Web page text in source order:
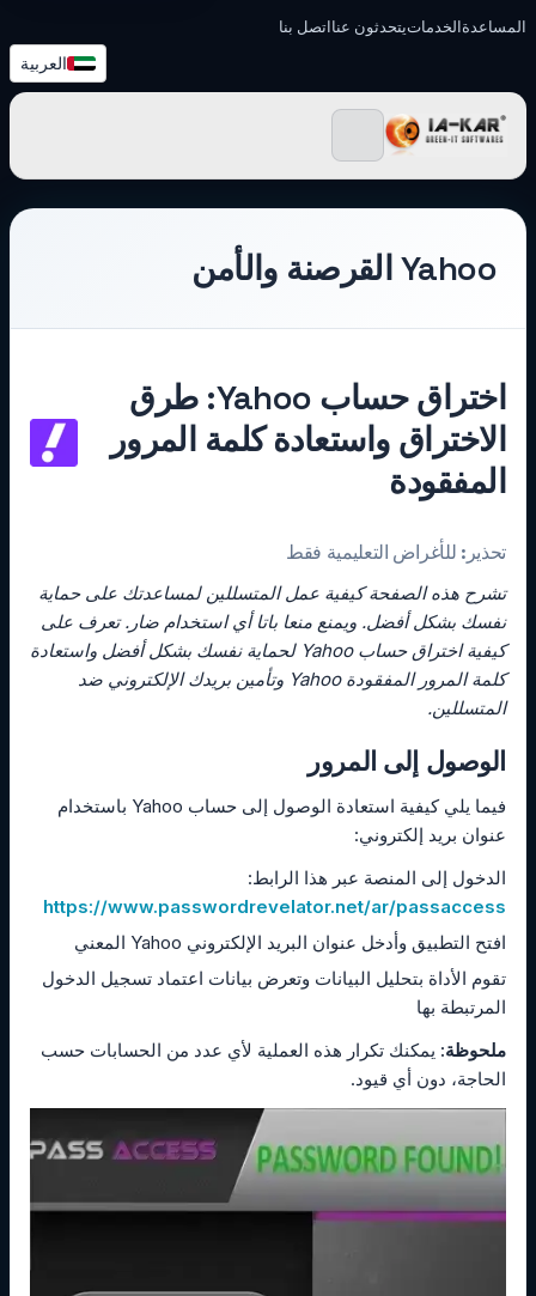
المساعدةالخدماتيتحدثون عنااتصل بنا
العربية
IA-KAR - Green IT البرامج
Yahoo القرصنة والأمن
اختراق حساب Yahoo: طرق
الاختراق واستعادة كلمة المرور
المفقودة
تحذير: للأغراض التعليمية فقط
تشرح هذه الصفحة كيفية عمل المتسللين لمساعدتك على حماية
نفسك بشكل أفضل. ويمنع منعا باتا أي استخدام ضار. تعرف على
كيفية اختراق حساب Yahoo لحماية نفسك بشكل أفضل واستعادة
كلمة المرور المفقودة Yahoo وتأمين بريدك الإلكتروني ضد
المتسللين.
الوصول إلى المرور
فيما يلي كيفية استعادة الوصول إلى حساب Yahoo باستخدام
عنوان بريد إلكتروني:
الدخول إلى المنصة عبر هذا الرابط:
https://www.passwordrevelator.net/ar/passaccess
افتح التطبيق وأدخل عنوان البريد الإلكتروني Yahoo المعني
تقوم الأداة بتحليل البيانات وتعرض بيانات اعتماد تسجيل الدخول
المرتبطة بها
ملحوظة: يمكنك تكرار هذه العملية لأي عدد من الحسابات حسب
الحاجة، دون أي قيود.